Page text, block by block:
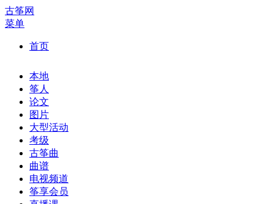
古筝网
菜单
首页
本地
筝人
论文
图片
大型活动
考级
古筝曲
曲谱
电视频道
筝享会员